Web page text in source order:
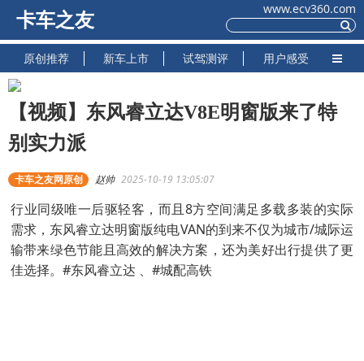
卡车之友
www.ecv360.com
原创推荐 新车上市 试驾测评 用户感受
【视频】东风睿立达V8E明窗版来了特
别实力派
卡车之友网原创 赵帅 2025-10-19 13:05:07
行业同级唯一后驱轻客，而且8方空间满足多载多装的实际
需求，东风睿立达明窗版纯电VAN的到来不仅为城市/城际运
输带来绿色节能且高效的解决方案，还为美好出行提供了更
佳选择。#东风睿立达 、#城配高铁